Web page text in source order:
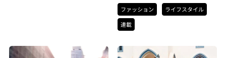
ファッション
ライフスタイル
連載